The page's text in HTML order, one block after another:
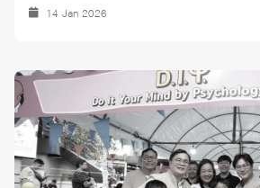
14 Jan 2026